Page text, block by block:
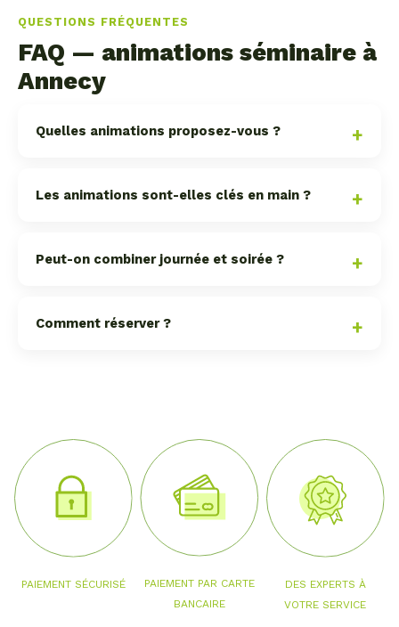
QUESTIONS FRÉQUENTES
FAQ — animations séminaire à
Annecy
Quelles animations proposez-vous ?
Les animations sont-elles clés en main ?
Peut-on combiner journée et soirée ?
Comment réserver ?
PAIEMENT SÉCURISÉ
PAIEMENT PAR CARTE
BANCAIRE
DES EXPERTS À
VOTRE SERVICE